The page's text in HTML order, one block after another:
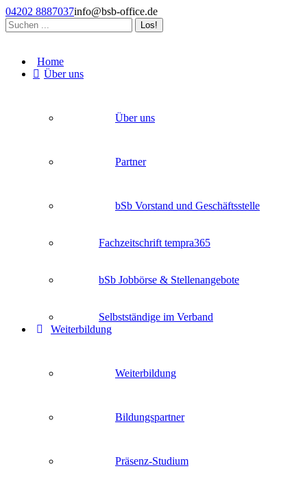
Zum
Inhalt
springen
04202 8887037info@bsb-office.de
Search:
opens
opens
opens
Home
Über uns
Über uns
Partner
bSb Vorstand und Geschäftsstelle
Fachzeitschrift tempra365
bSb Jobbörse & Stellenangebote
Selbstständige im Verband
Weiterbildung
Weiterbildung
Bildungspartner
Präsenz-Studium